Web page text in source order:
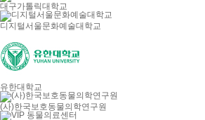
대구가톨릭대학교
디지털서울문화예술대학교
유한대학교
(사)한국보호동물의학연구원